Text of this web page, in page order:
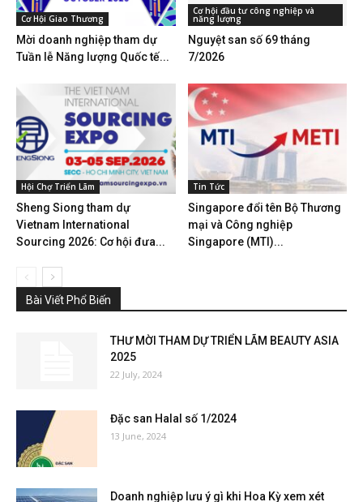
Cơ Hội Giao Thương
Mời doanh nghiệp tham dự
Tuần lễ Năng lượng Quốc tế...
Cơ hội đầu tư công nghiệp và
năng lượng
Nguyệt san số 69 tháng
7/2026
Hội Chợ Triển Lãm
Sheng Siong tham dự
Vietnam International
Sourcing 2026: Cơ hội đưa...
Tin Tức
Singapore đổi tên Bộ Thương
mại và Công nghiệp
Singapore (MTI)...
Bài Viết Phổ Biến
THƯ MỜI THAM DỰ TRIỂN LÃM BEAUTY ASIA
2025
22 July, 2024
Đặc san Halal số 1/2024
13 June, 2024
Doanh nghiệp lưu ý gì khi Hoa Kỳ xem xét